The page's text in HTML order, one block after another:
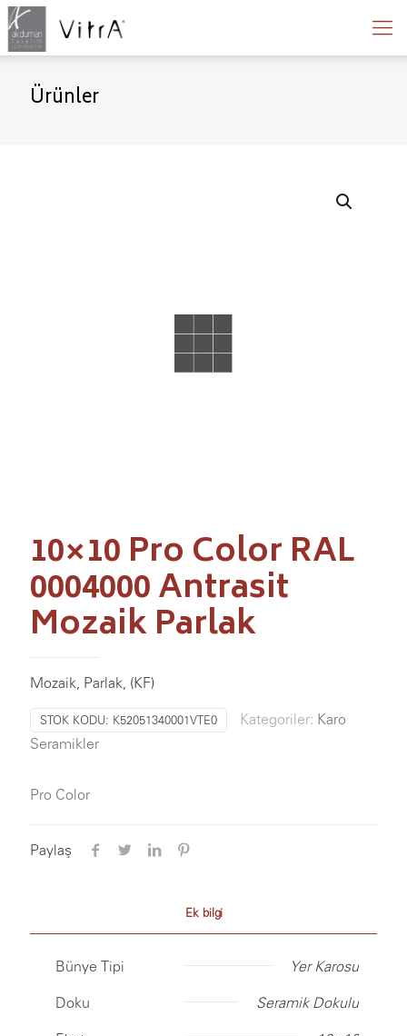
Ürünler
10×10 Pro Color RAL
0004000 Antrasit
Mozaik Parlak
Mozaik, Parlak, (KF)
STOK KODU: K52051340001VTE0 Kategoriler: Karo
Seramikler
Pro Color
Paylaş
Ek bilgi
Bünye Tipi Yer Karosu
Doku Seramik Dokulu